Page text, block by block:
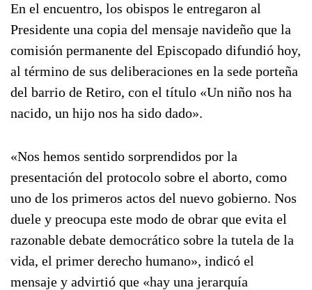
En el encuentro, los obispos le entregaron al
Presidente una copia del mensaje navideño que la
comisión permanente del Episcopado difundió hoy,
al término de sus deliberaciones en la sede porteña
del barrio de Retiro, con el título «Un niño nos ha
nacido, un hijo nos ha sido dado».
«Nos hemos sentido sorprendidos por la
presentación del protocolo sobre el aborto, como
uno de los primeros actos del nuevo gobierno. Nos
duele y preocupa este modo de obrar que evita el
razonable debate democrático sobre la tutela de la
vida, el primer derecho humano», indicó el
mensaje y advirtió que «hay una jerarquía